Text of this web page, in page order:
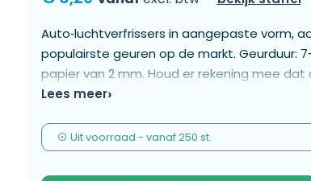
Auto‑luchtverfrissers in aangepaste vorm,
populairste geuren op de markt. Geurduur:
papier van 2 mm. Houd er rekening mee
omstandigheden verkleuring kan
Individueel verpakt in polybag. - MPAF01-
Lees meer
Uit voorraad - vanaf250 st.